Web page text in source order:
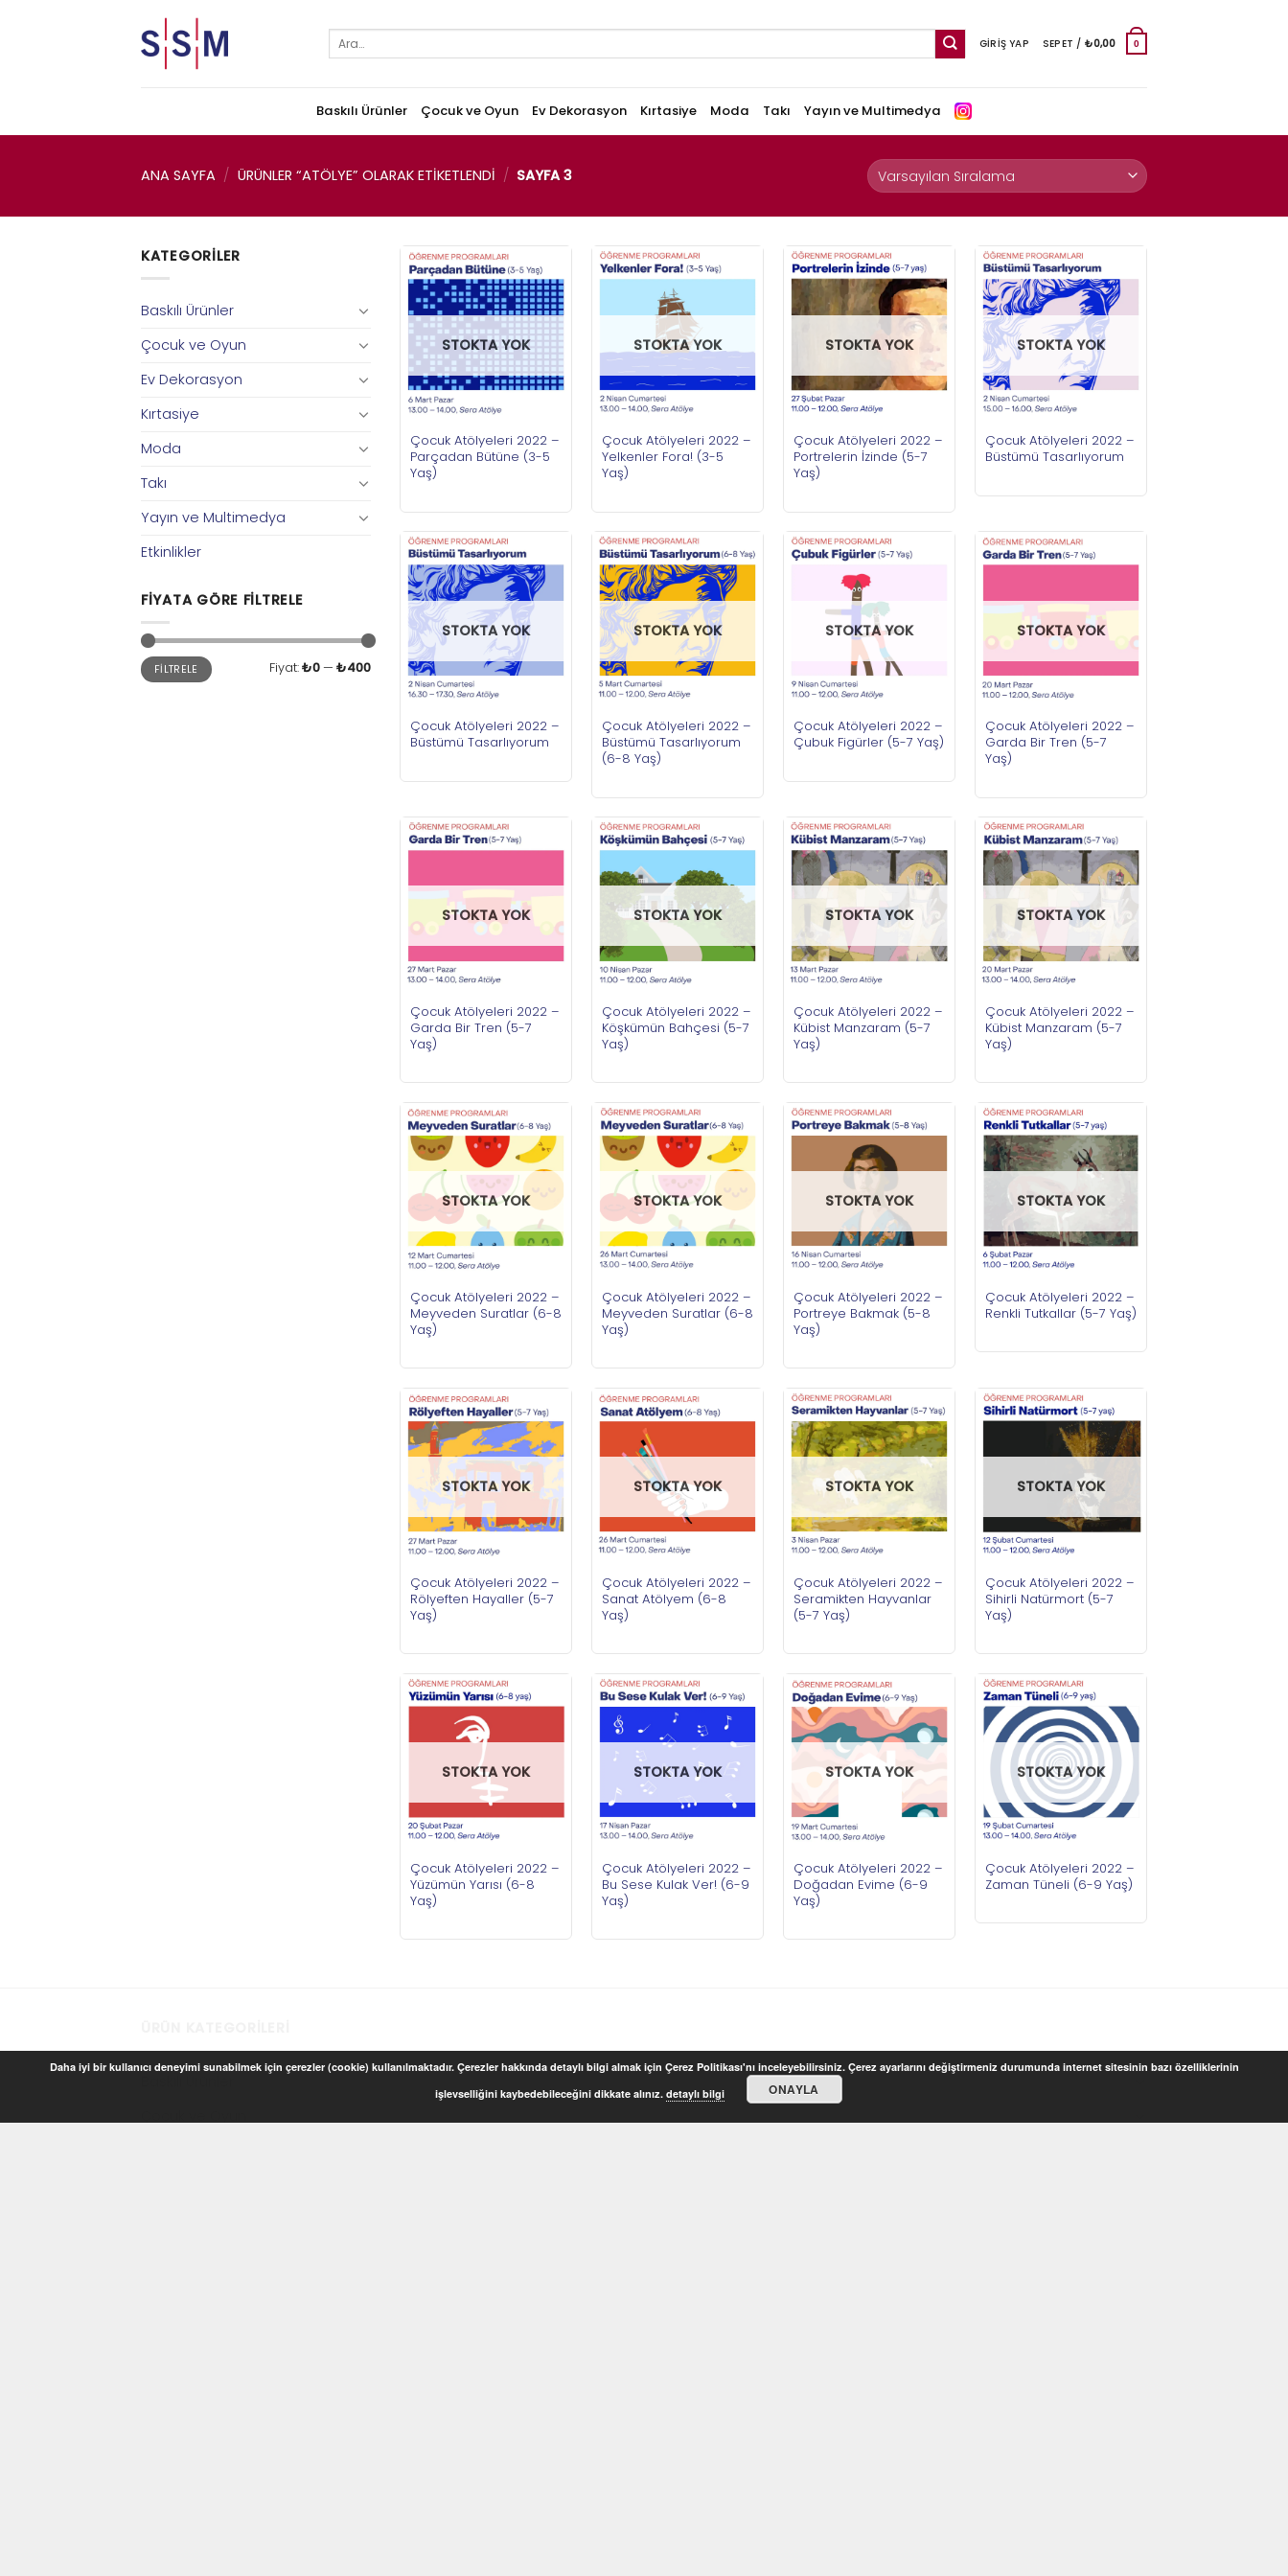
Ara:
GIRIŞ YAP SEPET / ₺0,00 0
Baskılı Ürünler Çocuk ve Oyun Ev Dekorasyon Kırtasiye Moda Takı Yayın ve Multimedya
ANA SAYFA / ÜRÜNLER “ATÖLYE” OLARAK ETIKETLENDI / SAYFA 3
KATEGORILER
Baskılı Ürünler
Çocuk ve Oyun
Ev Dekorasyon
Kırtasiye
Moda
Takı
Yayın ve Multimedya
Etkinlikler
FIYATA GÖRE FILTRELE
En
düşük
fiyat
En
yüksek
fiyat
FILTRELE Fiyat:₺0— ₺400
STOKTA YOK
Çocuk Atölyeleri 2022 –
Parçadan Bütüne (3-5
Yaş)
STOKTA YOK
Çocuk Atölyeleri 2022 –
Yelkenler Fora! (3-5
Yaş)
STOKTA YOK
Çocuk Atölyeleri 2022 –
Portrelerin İzinde (5-7
Yaş)
STOKTA YOK
Çocuk Atölyeleri 2022 –
Büstümü Tasarlıyorum
STOKTA YOK
Çocuk Atölyeleri 2022 –
Büstümü Tasarlıyorum
STOKTA YOK
Çocuk Atölyeleri 2022 –
Büstümü Tasarlıyorum
(6-8 Yaş)
STOKTA YOK
Çocuk Atölyeleri 2022 –
Çubuk Figürler (5-7 Yaş)
STOKTA YOK
Çocuk Atölyeleri 2022 –
Garda Bir Tren (5-7
Yaş)
STOKTA YOK
Çocuk Atölyeleri 2022 –
Garda Bir Tren (5-7
Yaş)
STOKTA YOK
Çocuk Atölyeleri 2022 –
Köşkümün Bahçesi (5-7
Yaş)
STOKTA YOK
Çocuk Atölyeleri 2022 –
Kübist Manzaram (5-7
Yaş)
STOKTA YOK
Çocuk Atölyeleri 2022 –
Kübist Manzaram (5-7
Yaş)
STOKTA YOK
Çocuk Atölyeleri 2022 –
Meyveden Suratlar (6-8
Yaş)
STOKTA YOK
Çocuk Atölyeleri 2022 –
Meyveden Suratlar (6-8
Yaş)
STOKTA YOK
Çocuk Atölyeleri 2022 –
Portreye Bakmak (5-8
Yaş)
STOKTA YOK
Çocuk Atölyeleri 2022 –
Renkli Tutkallar (5-7 Yaş)
STOKTA YOK
Çocuk Atölyeleri 2022 –
Rölyeften Hayaller (5-7
Yaş)
STOKTA YOK
Çocuk Atölyeleri 2022 –
Sanat Atölyem (6-8
Yaş)
STOKTA YOK
Çocuk Atölyeleri 2022 –
Seramikten Hayvanlar
(5-7 Yaş)
STOKTA YOK
Çocuk Atölyeleri 2022 –
Sihirli Natürmort (5-7
Yaş)
STOKTA YOK
Çocuk Atölyeleri 2022 –
Yüzümün Yarısı (6-8
Yaş)
STOKTA YOK
Çocuk Atölyeleri 2022 –
Bu Sese Kulak Ver! (6-9
Yaş)
STOKTA YOK
Çocuk Atölyeleri 2022 –
Doğadan Evime (6-9
Yaş)
STOKTA YOK
Çocuk Atölyeleri 2022 –
Zaman Tüneli (6-9 Yaş)
Daha iyi bir kullanıcı deneyimi sunabilmek için çerezler (cookie) kullanılmaktadır. Çerezler hakkında detaylı bilgi almak için Çerez Politikası'nı inceleyebilirsiniz. Çerez ayarlarını değiştirmeniz durumunda internet sitesinin bazı özelliklerinin
işlevselliğini kaybedebileceğini dikkate alınız. detaylı bilgi ONAYLA